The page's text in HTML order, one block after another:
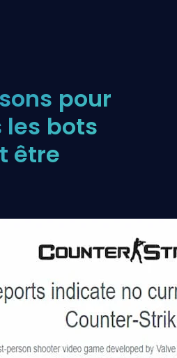
pour
les bots
être